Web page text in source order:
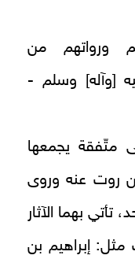
ورواتهم من
[وآله] وسلم -
متّفقة يجمعها
روت عنه وروى
(16) بلد واحد، تأتي بهما الآثار
مثل: إبراهيم بن